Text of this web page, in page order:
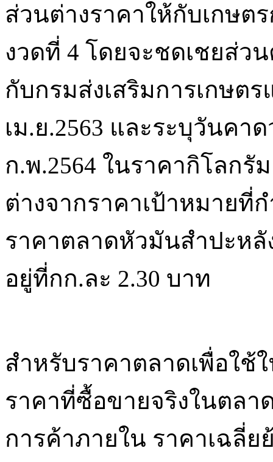
ส่วนต่างราคาให้กับเกษต
งวดที่ 4 โดยจะชดเชยส่ว
กับกรมส่งเสริมการเกษต
เม.ย.2563 และระบุวันคา
ก.พ.2564 ในราคากิโลกรั
ต่างจากราคาเป้าหมายที่
ราคาตลาดหัวมันสำปะหลั
อยู่ที่กก.ละ 2.30 บาท
สำหรับราคาตลาดเพื่อใ
ราคาที่ซื้อขายจริงในตลา
การค้าภายใน ราคาเฉลี่